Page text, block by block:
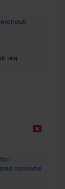
broj
i
osnovne